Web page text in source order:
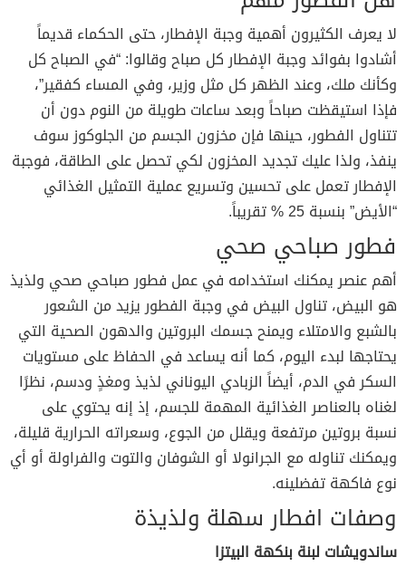
لا يعرف الكثيرون أهمية وجبة الإفطار، حتى الحكماء قديماً
أشادوا بفوائد وجبة الإفطار كل صباح وقالوا: “في الصباح كل
وكأنك ملك، وعند الظهر كل مثل وزير، وفي المساء كفقير”،
فإذا استيقظت صباحاً وبعد ساعات طويلة من النوم دون أن
تتناول الفطور، حينها فإن مخزون الجسم من الجلوكوز سوف
ينفذ، ولذا عليك تجديد المخزون لكي تحصل على الطاقة، فوجبة
الإفطار تعمل على تحسين وتسريع عملية التمثيل الغذائي
“الأيض” بنسبة 25 % تقريباً.
فطور صباحي صحي
أهم عنصر يمكنك استخدامه في عمل فطور صباحي صحي ولذيذ
هو البيض، تناول البيض في وجبة الفطور يزيد من الشعور
بالشبع والامتلاء ويمنح جسمك البروتين والدهون الصحية التي
يحتاجها لبدء اليوم، كما أنه يساعد في الحفاظ على مستويات
السكر في الدم، أيضاً الزبادي اليوناني لذيذ ومغذٍ ودسم، نظرًا
لغناه بالعناصر الغذائية المهمة للجسم، إذ إنه يحتوي على
نسبة بروتين مرتفعة ويقلل من الجوع، وسعراته الحرارية قليلة،
ويمكنك تناوله مع الجرانولا أو الشوفان والتوت والفراولة أو أي
نوع فاكهة تفضلينه.
وصفات افطار سهلة ولذيذة
ساندويشات لبنة بنكهة البيتزا